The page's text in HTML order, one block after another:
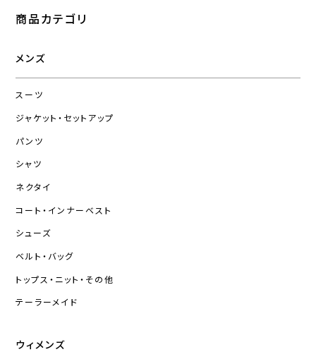
商品カテゴリ
メンズ
スーツ
ジャケット・セットアップ
パンツ
シャツ
ネクタイ
コート・インナーベスト
シューズ
ベルト・バッグ
トップス・ニット・その他
テーラーメイド
ウィメンズ